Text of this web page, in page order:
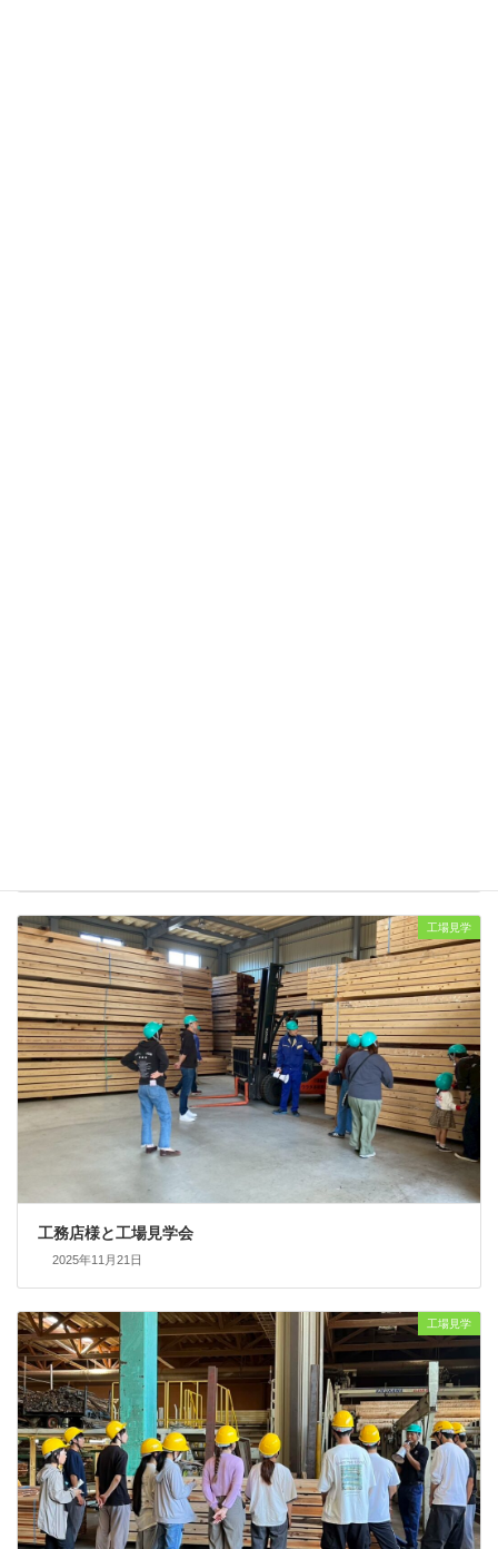
工場見学
工務店様と工場見学会
2025年11月21日
工場見学